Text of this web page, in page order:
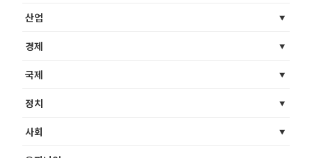
산업
경제
국제
정치
사회